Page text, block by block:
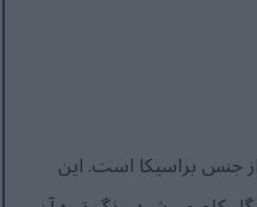
جنس براسیکا است. این